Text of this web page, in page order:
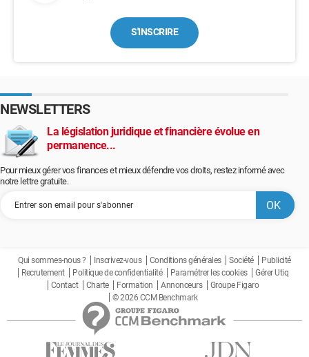
S'INSCRIRE
NEWSLETTERS
La législation juridique et financière évolue en
permanence...
Pour mieux gérer vos finances et mieux défendre vos droits, restez informé avec
notre lettre gratuite.
Qui sommes-nous ? Inscrivez-vous Conditions générales Société
Publicité
Recrutement
Politique de confidentialité Paramétrer les cookies
Gérer Utiq
Contact
Charte Formation Annonceurs
Groupe Figaro
© 2026 CCM Benchmark